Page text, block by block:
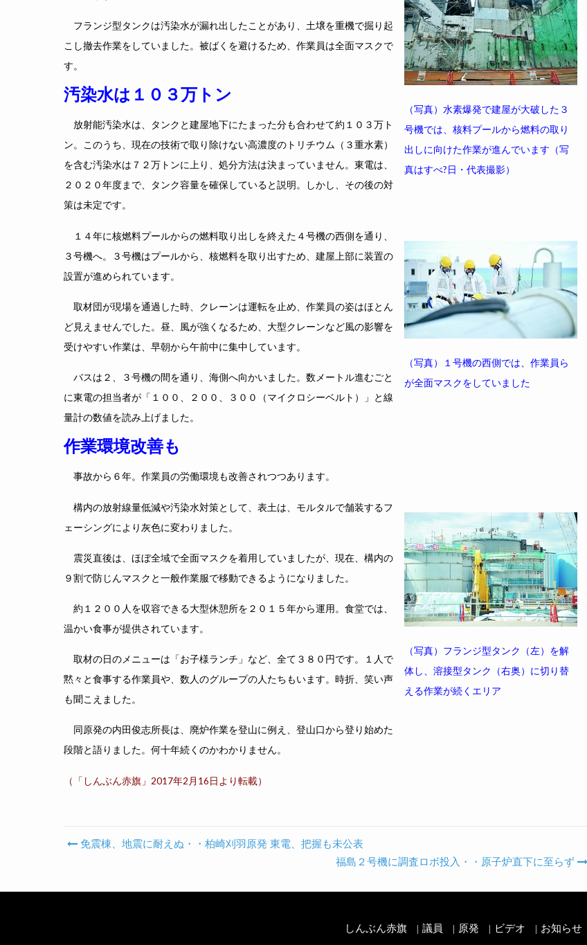
（写真）水素爆発で建屋が大破した３
号機では、核料プールから燃料の取り
出しに向けた作業が進んでいます（写
真はすべ?日・代表撮影）
フランジ型タンクは汚染水が漏れ出したことがあり、土壌を重機で掘り起
こし撤去作業をしていました。被ばくを避けるため、作業員は全面マスクで
す。
汚染水は１０３万トン
放射能汚染水は、タンクと建屋地下にたまった分も合わせて約１０３万ト
ン。このうち、現在の技術で取り除けない高濃度のトリチウム（３重水素）
を含む汚染水は７２万トンに上り、処分方法は決まっていません。東電は、
２０２０年度まで、タンク容量を確保していると説明。しかし、その後の対
策は未定です。
（写真）１号機の西側では、作業員ら
が全面マスクをしていました
１４年に核燃料プールからの燃料取り出しを終えた４号機の西側を通り、
３号機へ。３号機はプールから、核燃料を取り出すため、建屋上部に装置の
設置が進められています。
取材団が現場を通過した時、クレーンは運転を止め、作業員の姿はほとん
ど見えませんでした。昼、風が強くなるため、大型クレーンなど風の影響を
受けやすい作業は、早朝から午前中に集中しています。
バスは２、３号機の間を通り、海側へ向かいました。数メートル進むごと
に東電の担当者が「１００、２００、３００（マイクロシーベルト）」と線
量計の数値を読み上げました。
作業環境改善も
事故から６年。作業員の労働環境も改善されつつあります。
（写真）フランジ型タンク（左）を解
体し、溶接型タンク（右奥）に切り替
える作業が続くエリア
構内の放射線量低減や汚染水対策として、表土は、モルタルで舗装するフ
ェーシングにより灰色に変わりました。
震災直後は、ほぼ全域で全面マスクを着用していましたが、現在、構内の
９割で防じんマスクと一般作業服で移動できるようになりました。
約１２００人を収容できる大型休憩所を２０１５年から運用。食堂では、
温かい食事が提供されています。
取材の日のメニューは「お子様ランチ」など、全て３８０円です。１人で
黙々と食事する作業員や、数人のグループの人たちもいます。時折、笑い声
も聞こえました。
同原発の内田俊志所長は、廃炉作業を登山に例え、登山口から登り始めた
段階と語りました。何十年続くのかわかりません。
（「しんぶん赤旗」2017年2月16日より転載）
Post navigation
免震棟、地震に耐えぬ・・柏崎刈羽原発 東電、把握も未公表
福島２号機に調査ロボ投入・・原子炉直下に至らず
しんぶん赤旗 議員 原発 ビデオ お知らせ